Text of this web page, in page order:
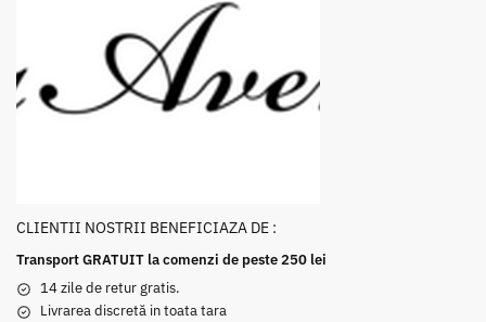
CLIENTII NOSTRII BENEFICIAZA DE :
Transport GRATUIT la comenzi de peste 250 lei
14 zile de retur gratis.
Livrarea discretă in toata tara